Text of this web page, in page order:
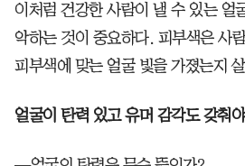
이처럼 건강한 사람이 낼 수 있는 얼
악하는 것이 중요하다. 피부색은 사
피부색에 맞는 얼굴 빛을 가졌는지
얼굴이 탄력 있고 유머 감각도 갖춰야